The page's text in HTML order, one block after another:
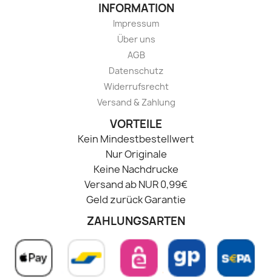
INFORMATION
Impressum
Über uns
AGB
Datenschutz
Widerrufsrecht
Versand & Zahlung
VORTEILE
Kein Mindestbestellwert
Nur Originale
Keine Nachdrucke
Versand ab NUR 0,99€
Geld zurück Garantie
ZAHLUNGSARTEN